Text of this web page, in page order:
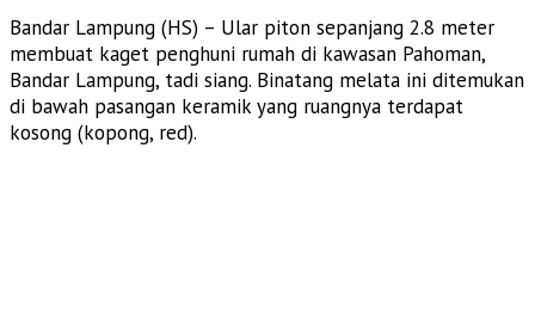
Bandar Lampung (HS) – Ular piton sepanjang 2.8 meter
membuat kaget penghuni rumah di kawasan Pahoman,
Bandar Lampung, tadi siang. Binatang melata ini ditemukan
di bawah pasangan keramik yang ruangnya terdapat
kosong (kopong, red).